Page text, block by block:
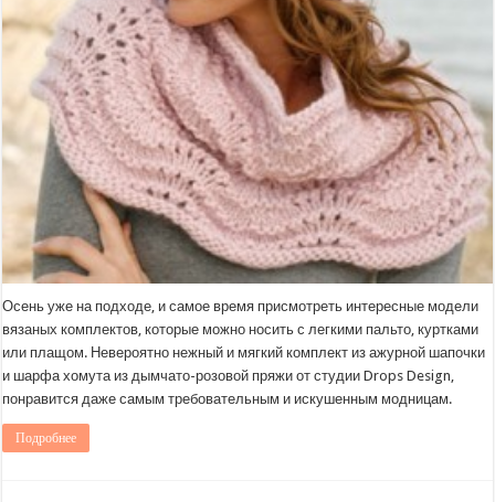
Осень уже на подходе, и самое время присмотреть интересные модели
вязаных комплектов, которые можно носить с легкими пальто, куртками
или плащом. Невероятно нежный и мягкий комплект из ажурной шапочки
и шарфа хомута из дымчато-розовой пряжи от студии Drops Design,
понравится даже самым требовательным и искушенным модницам.
Подробнее